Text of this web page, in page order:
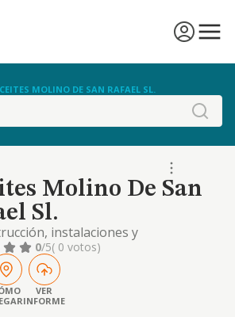
MOLINO DE SAN RAFAEL SL.
Molino De San
Sl.
instalaciones y
2. comercio al por mayor y
distribución comercial.
y exportación, especialmente
aceite de oliva al por mayor. cnae
4633. -3. actividades inmobiliarias.-4.
0/5( 0 votos)
VER
INFORME